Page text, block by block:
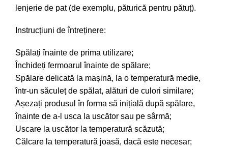
lenjerie de pat (de exemplu, păturică pentru pătuț).
Instrucțiuni de întreținere:
Spălați înainte de prima utilizare;
Închideți fermoarul înainte de spălare;
Spălare delicată la mașină, la o temperatură medie,
într-un săculeț de spălat, alături de culori similare;
Așezați produsul în forma să inițială după spălare,
înainte de a-l usca la uscător sau pe sârmă;
Uscare la uscător la temperatură scăzută;
Călcare la temperatură joasă, dacă este necesar;